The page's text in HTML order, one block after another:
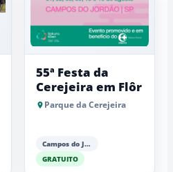
55ª Festa da
Cerejeira em Flôr
Parque da Cerejeira
Campos do Jordão
GRATUITO